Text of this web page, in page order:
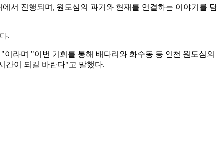
서 진행되며, 원도심의 과거와 현재를 연결하는 이야기를 담
.
라며 "이번 기회를 통해 배다리와 화수동 등 인천 원도심의
간이 되길 바란다"고 말했다.